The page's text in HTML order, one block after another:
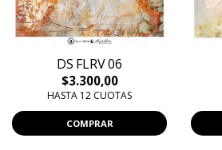
DS FLRV 06
$3.300,00
HASTA 12 CUOTAS
COMPRAR